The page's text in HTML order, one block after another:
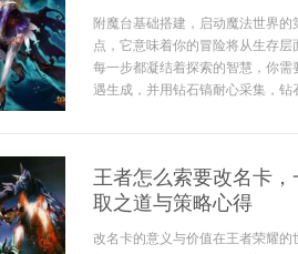
附魔台基础搭建，启动魔法世界
点，它意味着你的冒险将从生存
每一步都凝结着探索的智慧，你
遇生成，并用钻石镐耐心采集，
王者怎么索要改名卡
取之道与策略心得
改名卡的意义与价值在王者荣耀